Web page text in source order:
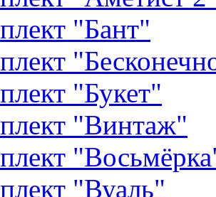
"Бант"
"Букет"
"Винтаж"
"Вуаль"